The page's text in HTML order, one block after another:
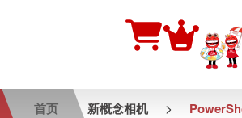
首页 新概念相机 >